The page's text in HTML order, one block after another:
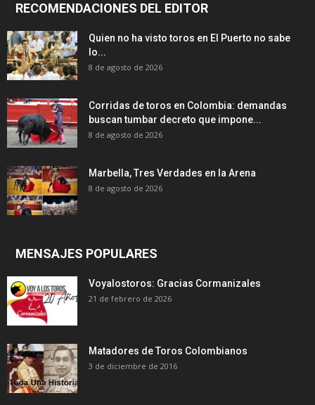
RECOMENDACIONES DEL EDITOR
Quien no ha visto toros en El Puerto no sabe
lo...
8 de agosto de 2026
Corridas de toros en Colombia: demandas
buscan tumbar decreto que impone...
8 de agosto de 2026
Marbella, Tres Verdades en la Arena
8 de agosto de 2026
MENSAJES POPULARES
Voyalostoros: Gracias Cormanizales
21 de febrero de 2026
Matadores de Toros Colombianos
3 de diciembre de 2016